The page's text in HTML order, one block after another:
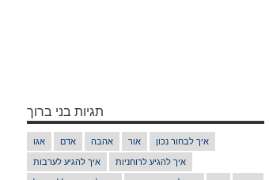
תגיות בני ברוך
אגו אדם אהבה אור איך לבחור נכון
איך להגיע לערבות איך להגיע לרוחניות